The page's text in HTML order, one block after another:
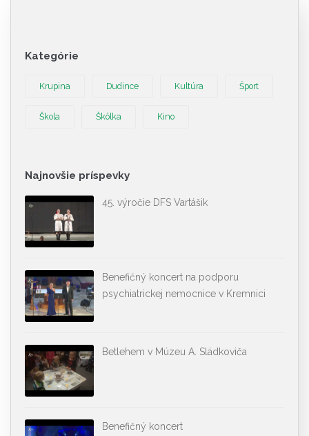
Kategórie
Krupina Dudince Kultúra Šport
Škola Škôlka Kino
Najnovšie príspevky
45. výročie DFS Vartášik
Benefičný koncert na podporu
psychiatrickej nemocnice v Kremnici
Betlehem v Múzeu A. Sládkoviča
Benefičný koncert